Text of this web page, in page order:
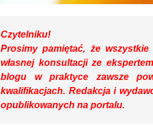
Czytelniku!
Prosimy pamiętać, że
własnej konsultacji ze
blogu w praktyce zawsze
kwalifikacjach. Redakcja i
opublikowanych na portalu.